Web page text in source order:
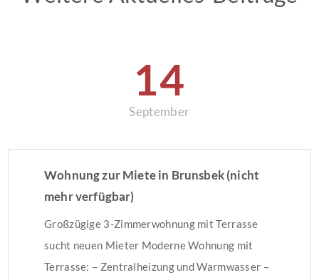
14
September
Wohnung zur Miete in Brunsbek (nicht
mehr verfügbar)
Großzügige 3-Zimmerwohnung mit Terrasse
sucht neuen Mieter Moderne Wohnung mit
Terrasse: – Zentralheizung und Warmwasser –